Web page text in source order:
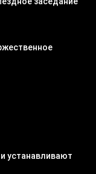
устанавливают